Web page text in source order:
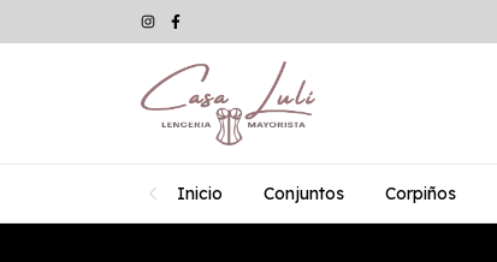
Inicio Conjuntos Corpiños